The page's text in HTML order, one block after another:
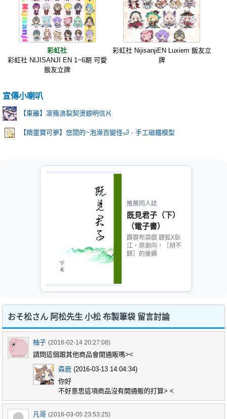
彩虹社
彩虹社 NIJISANJI EN 1~6期 可愛
飯友立牌
彩虹社 NijisanjiEN Luxiem 飯友立
牌
宣傳小喇叭
【東離】凜殤浪裂契燙銀明信片
【精靈寶可夢】悠閒的~泡澡百變怪🛁 - 手工磁鐵模型
推薦同人誌
既見君子（下）
（電子書）
霹靂布袋戲 銀狐X臥
江，原劇向，［胡不
歸］的後續
おそ松さん 阿松先生 小松 布製筆袋 留言討論
柚子 (2016-02-14 20:27:08)
請問這個跟其他商品會開通販嗎><
森鹿 (2016-03-13 14:04:34)
你好
不好意思這項商品沒有開通販的打算> <
凡哥 (2016-03-05 23:53:25)